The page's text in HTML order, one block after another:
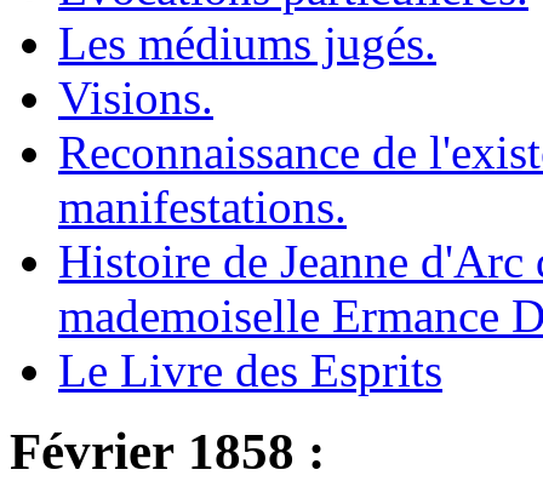
Les médiums jugés.
Visions.
Reconnaissance de
manifestations.
Histoire de Jeanne d'Arc
mademoiselle Ermance
Le Livre des Esprits
Février 1858 :